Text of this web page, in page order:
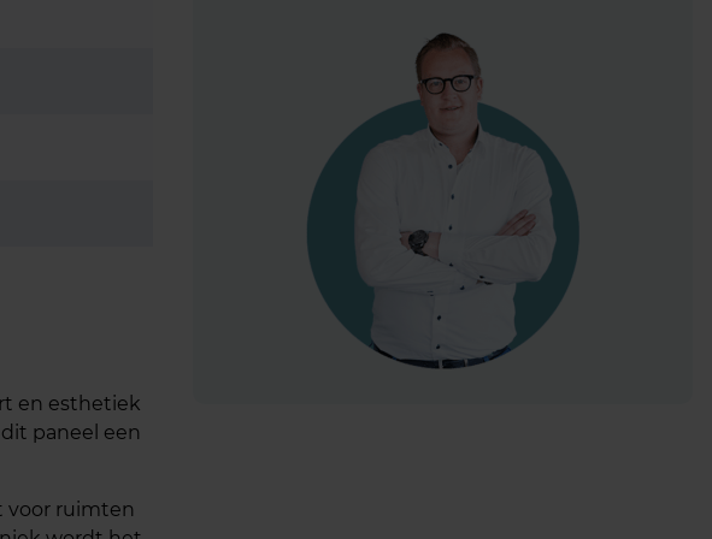
en esthetiek
paneel een
voor ruimten